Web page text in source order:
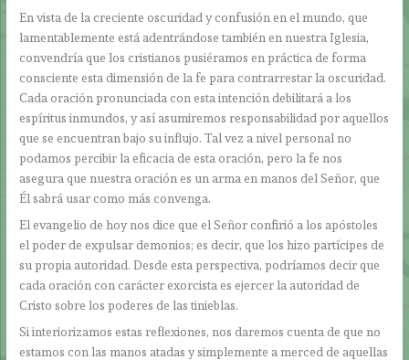
En vista de la creciente oscuridad y confusión en el mundo, que
lamentablemente está adentrándose también en nuestra Iglesia,
convendría que los cristianos pusiéramos en práctica de forma
consciente esta dimensión de la fe para contrarrestar la oscuridad.
Cada oración pronunciada con esta intención debilitará a los
espíritus inmundos, y así asumiremos responsabilidad por aquellos
que se encuentran bajo su influjo. Tal vez a nivel personal no
podamos percibir la eficacia de esta oración, pero la fe nos
asegura que nuestra oración es un arma en manos del Señor, que
Él sabrá usar como más convenga.
El evangelio de hoy nos dice que el Señor confirió a los apóstoles
el poder de expulsar demonios; es decir, que los hizo partícipes de
su propia autoridad. Desde esta perspectiva, podríamos decir que
cada oración con carácter exorcista es ejercer la autoridad de
Cristo sobre los poderes de las tinieblas.
Si interiorizamos estas reflexiones, nos daremos cuenta de que no
estamos con las manos atadas y simplemente a merced de aquellas